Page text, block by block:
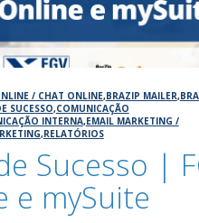
/ CHAT ONLINE,BRAZIP MAILER,
SUCESSO,COMUNICAÇÃO
INTERNA,EMAIL MARKETING /
,RELATÓRIOS
Sucesso |
e mySuite